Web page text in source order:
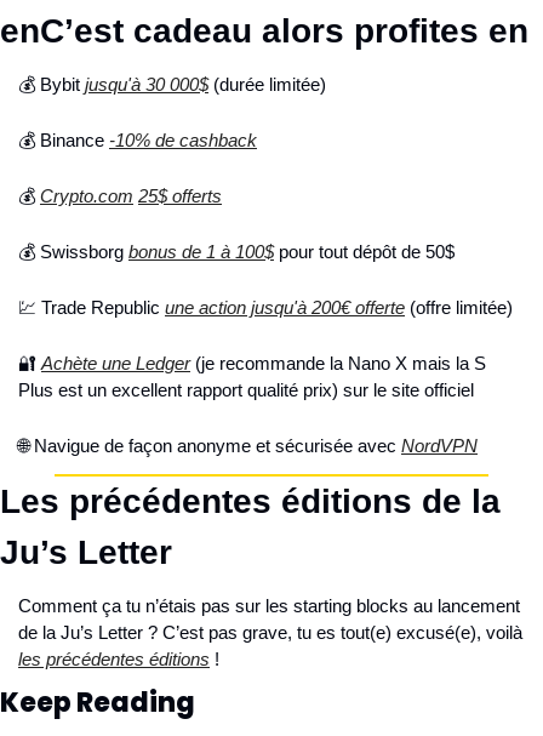
enC’est cadeau alors profites en
💰 Bybit jusqu'à 30 000$ (durée limitée)
💰 Binance -10% de cashback
💰 Crypto.com 25$ offerts
💰 Swissborg bonus de 1 à 100$ pour tout dépôt de 50$
💹 Trade Republic une action jusqu'à 200€ offerte (offre limitée)
🔐 Achète une Ledger (je recommande la Nano X mais la S
Plus est un excellent rapport qualité prix) sur le site officiel
🌐 Navigue de façon anonyme et sécurisée avec NordVPN
Les précédentes éditions de la
Ju’s Letter
Comment ça tu n’étais pas sur les starting blocks au lancement
les précédentes éditions !
Keep Reading